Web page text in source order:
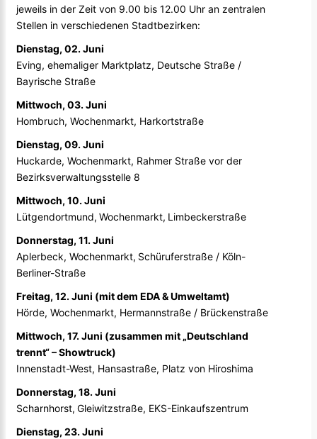
jeweils in der Zeit von 9.00 bis 12.00 Uhr an zentralen
Stellen in verschiedenen Stadtbezirken:
Dienstag, 02. Juni
Eving, ehemaliger Marktplatz, Deutsche Straße /
Bayrische Straße
Mittwoch, 03. Juni
Hombruch, Wochenmarkt, Harkortstraße
Dienstag, 09. Juni
Huckarde, Wochenmarkt, Rahmer Straße vor der
Bezirksverwaltungsstelle 8
Mittwoch, 10. Juni
Lütgendortmund, Wochenmarkt, Limbeckerstraße
Donnerstag, 11. Juni
Aplerbeck, Wochenmarkt, Schüruferstraße / Köln-
Berliner-Straße
Freitag, 12. Juni (mit dem EDA & Umweltamt)
Hörde, Wochenmarkt, Hermannstraße / Brückenstraße
Mittwoch, 17. Juni (zusammen mit „Deutschland
trennt“ – Showtruck)
Innenstadt-West, Hansastraße, Platz von Hiroshima
Donnerstag, 18. Juni
Scharnhorst, Gleiwitzstraße, EKS-Einkaufszentrum
Dienstag, 23. Juni